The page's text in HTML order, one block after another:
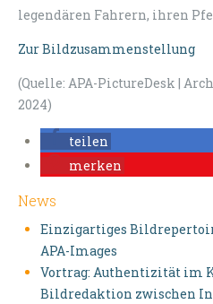
legendären Fahrern, ihren
Zur Bildzusammenstellung
(Quelle: APA-PictureDesk |
2024)
teilen
merken
News
Einzigartiges
APA-Images
Vortrag: Authentizität im
Bildredaktion zwischen